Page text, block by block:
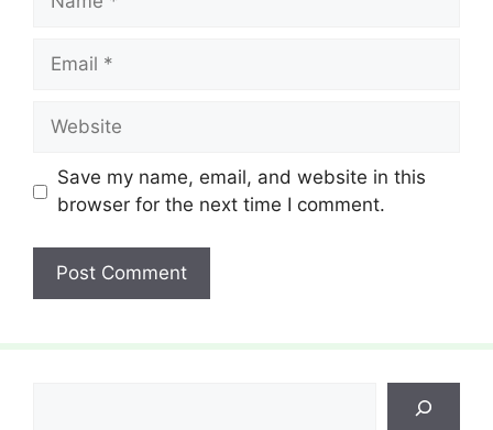
Email
Website
Save my name, email, and website in this
browser for the next time I comment.